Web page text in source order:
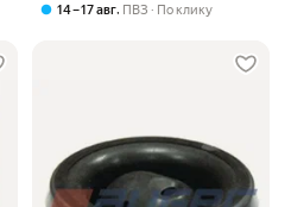
14 – 17 авг, ПВЗ По клику